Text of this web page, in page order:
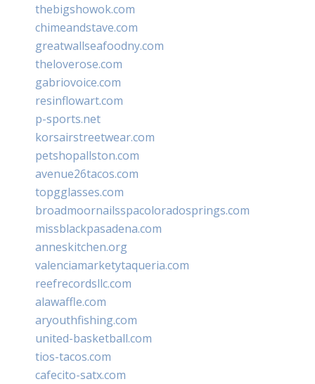
thebigshowok.com
chimeandstave.com
greatwallseafoodny.com
theloverose.com
gabriovoice.com
resinflowart.com
p-sports.net
korsairstreetwear.com
petshopallston.com
avenue26tacos.com
topgglasses.com
broadmoornailsspacoloradosprings.com
missblackpasadena.com
anneskitchen.org
valenciamarketytaqueria.com
reefrecordsllc.com
alawaffle.com
aryouthfishing.com
united-basketball.com
tios-tacos.com
cafecito-satx.com